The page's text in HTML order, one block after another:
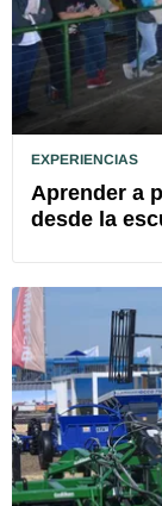
EXPERIENCIAS
Aprender a
desde la